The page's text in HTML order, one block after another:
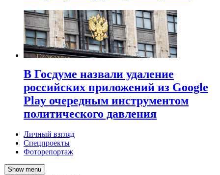
В Госдуме назвали удаление
российских приложений из Google
Play очередным инструментом
политического давления
Личный взгляд
Спецпроекты
Фоторепортаж
Show menu